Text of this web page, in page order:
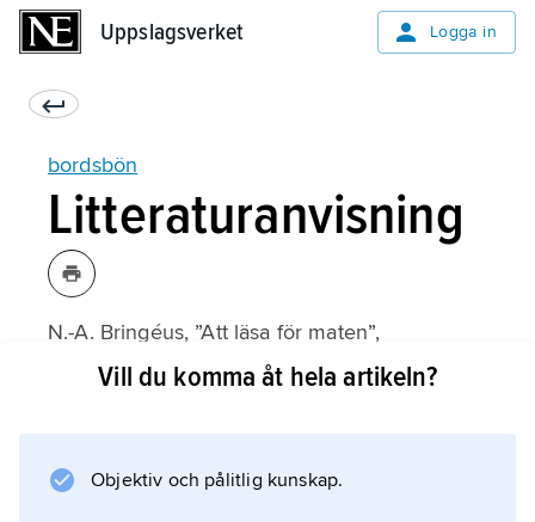
Uppslagsverket Logga in
bordsbön
Litteraturanvisning
N.-A. Bringéus, ”Att läsa för maten”,
Gastronomisk kalender
Vill du komma åt hela artikeln?
Objektiv och pålitlig kunskap.